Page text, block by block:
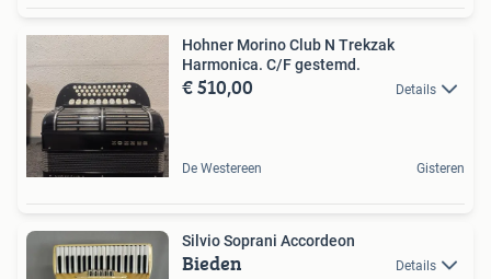
Hohner Morino Club N Trekzak
Harmonica. C/F gestemd.
€ 510,00 Details
De Westereen Gisteren
Silvio Soprani Accordeon
Bieden Details